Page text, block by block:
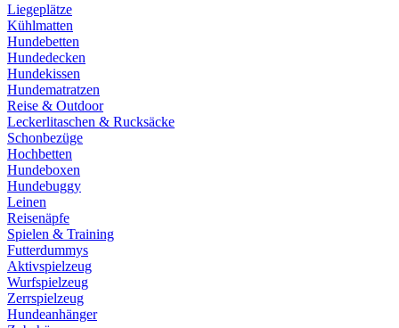
Liegeplätze
Kühlmatten
Hundebetten
Hundedecken
Hundekissen
Hundematratzen
Reise & Outdoor
Leckerlitaschen & Rucksäcke
Schonbezüge
Hochbetten
Hundeboxen
Hundebuggy
Leinen
Reisenäpfe
Spielen & Training
Futterdummys
Aktivspielzeug
Wurfspielzeug
Zerrspielzeug
Hundeanhänger